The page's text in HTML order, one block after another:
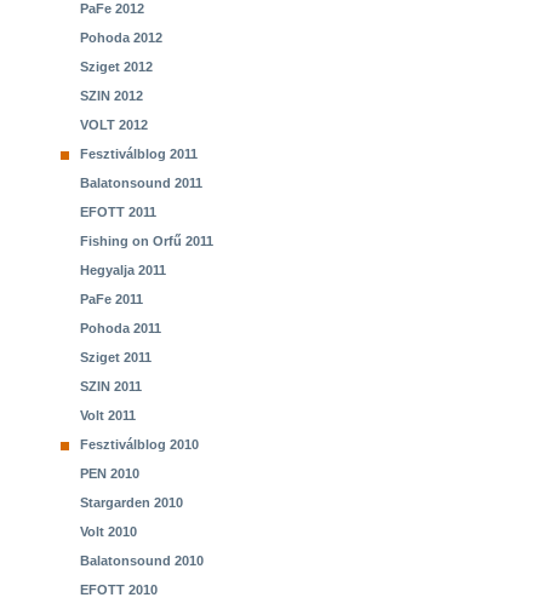
PaFe 2012
Pohoda 2012
Sziget 2012
SZIN 2012
VOLT 2012
Fesztiválblog 2011
Balatonsound 2011
EFOTT 2011
Fishing on Orfű 2011
Hegyalja 2011
PaFe 2011
Pohoda 2011
Sziget 2011
SZIN 2011
Volt 2011
Fesztiválblog 2010
PEN 2010
Stargarden 2010
Volt 2010
Balatonsound 2010
EFOTT 2010